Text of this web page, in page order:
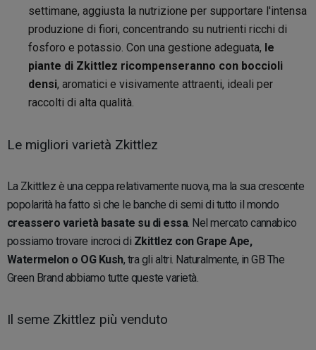
settimane, aggiusta la nutrizione per supportare l'intensa
produzione di fiori, concentrando su nutrienti ricchi di
fosforo e potassio. Con una gestione adeguata, le
piante di Zkittlez ricompenseranno con boccioli
densi, aromatici e visivamente attraenti, ideali per
raccolti di alta qualità.
Le migliori varietà Zkittlez
La Zkittlez è una ceppa relativamente nuova, ma la sua crescente
popolarità ha fatto sì che le banche di semi di tutto il mondo
creassero varietà basate su di essa . Nel mercato cannabico
possiamo trovare incroci di Zkittlez con Grape Ape,
Watermelon o OG Kush, tra gli altri. Naturalmente, in GB The
Green Brand abbiamo tutte queste varietà.
Il seme Zkittlez più venduto